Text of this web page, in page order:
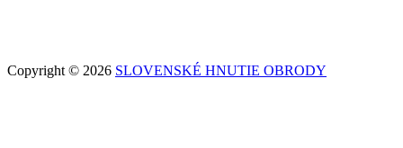
Copyright © 2026 SLOVENSKÉ HNUTIE OBRODY